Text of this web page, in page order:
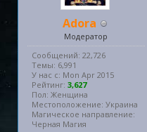
Adora
Модератор
Сообщений: 22,726
Темы: 6,991
У нас с: Mon Apr 2015
Рейтинг: 3,627
Пол: Женщина
Местоположение: Украина
Магическое направление:
Черная Магия